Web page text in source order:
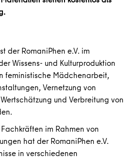
der RomaniPhen e.V. im
Wissens- und Kulturproduktion
feministische Mädchenarbeit,
Vernetzung von
und Verbreitung von
im Rahmen von
hat der RomaniPhen e.V.
in verschiedenen